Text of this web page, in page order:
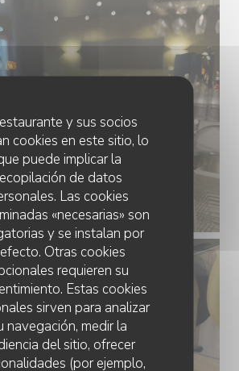
y sus socios
cookies en este sitio, lo
puede implicar la
de datos
Las cookies
«necesarias» son
y se instalan por
Otras cookies
requieren su
Estas cookies
sirven para analizar
navegación, medir la
del sitio, ofrecer
(por ejemplo,